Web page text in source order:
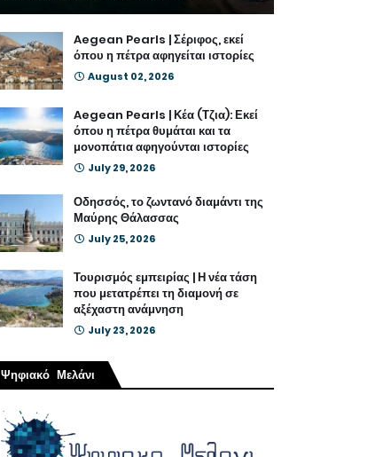
Aegean Pearls | Σέριφος, εκεί
όπου η πέτρα αφηγείται ιστορίες
August 02, 2026
Aegean Pearls | Κέα (Τζια): Εκεί
όπου η πέτρα θυμάται και τα
μονοπάτια αφηγούνται ιστορίες
July 29, 2026
Οδησσός, το ζωντανό διαμάντι της
Μαύρης Θάλασσας
July 25, 2026
Τουρισμός εμπειρίας | Η νέα τάση
που μετατρέπει τη διαμονή σε
αξέχαστη ανάμνηση
July 23, 2026
Ψηφιακό Μελάνι